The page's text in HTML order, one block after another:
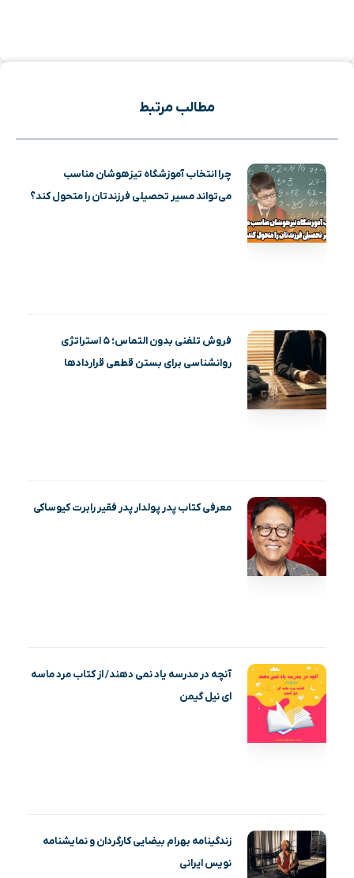
مطالب مرتبط
چرا انتخاب آموزشگاه تیزهوشان مناسب
می‌تواند مسیر تحصیلی فرزندتان را متحول کند؟
فروش تلفنی بدون التماس؛ ۵ استراتژی
روانشناسی برای بستن قطعی قراردادها
معرفی کتاب پدر پولدار پدر فقیر رابرت کیوساکی
آنچه در مدرسه یاد نمی دهند/ از کتاب مرد ماسه‌
ای نیل گیمن
زندگینامه بهرام بیضایی کارگردان و نمایشنامه
نویس ایرانی